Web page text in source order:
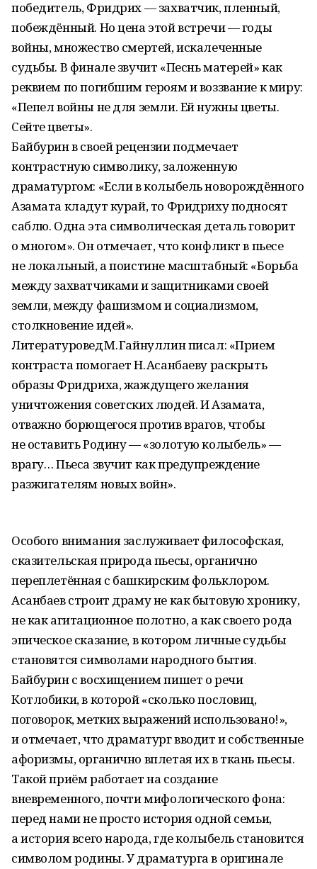
победитель, Фридрих — захватчик, пленный,
побеждённый. Но цена этой встречи — годы
войны, множество смертей, искалеченные
судьбы. В финале звучит «Песнь матерей» как
реквием по погибшим героям и воззвание к миру:
«Пепел войны не для земли. Ей нужны цветы.
Сейте цветы».
Байбурин в своей рецензии подмечает
контрастную символику, заложенную
драматургом: «Если в колыбель новорождённого
Азамата кладут курай, то Фридриху подносят
саблю. Одна эта символическая деталь говорит
о многом». Он отмечает, что конфликт в пьесе
не локальный, а поистине масштабный: «Борьба
между захватчиками и защитниками своей
земли, между фашизмом и социализмом,
столкновение идей».
Литературовед М. Гайнуллин писал: «Прием
контраста помогает Н. Асанбаеву раскрыть
образы Фридриха, жаждущего желания
уничтожения советских людей. И Азамата,
отважно борющегося против врагов, чтобы
не оставить Родину — «золотую колыбель» —
врагу… Пьеса звучит как предупреждение
разжигателям новых войн».
Особого внимания заслуживает философская,
сказительская природа пьесы, органично
переплетённая с башкирским фольклором.
Асанбаев строит драму не как бытовую хронику,
не как агитационное полотно, а как своего рода
эпическое сказание, в котором личные судьбы
становятся символами народного бытия.
Байбурин с восхищением пишет о речи
Котлобики, в которой «сколько пословиц,
поговорок, метких выражений использовано!»,
и отмечает, что драматург вводит и собственные
афоризмы, органично вплетая их в ткань пьесы.
Такой приём работает на создание
вневременного, почти мифологического фона:
перед нами не просто история одной семьи,
а история всего народа, где колыбель становится
символом родины. У драматурга в оригинале